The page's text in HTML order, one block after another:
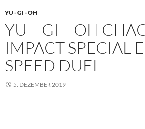
YU - GI - OH
YU – GI – OH
IMPACT SPECIAL
SPEED DUEL
5. DEZEMBER 2019